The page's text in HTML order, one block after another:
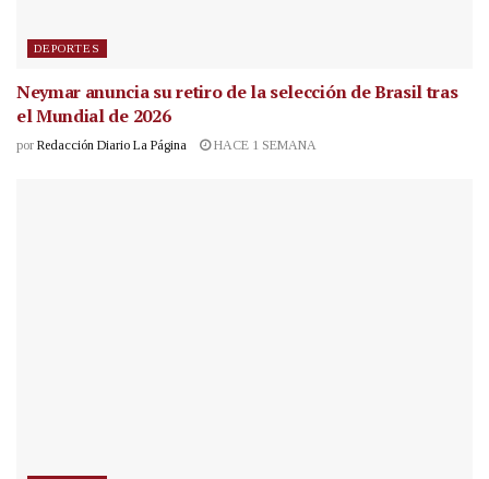
DEPORTES
Neymar anuncia su retiro de la selección de Brasil tras
el Mundial de 2026
por Redacción Diario La Página HACE 1 SEMANA